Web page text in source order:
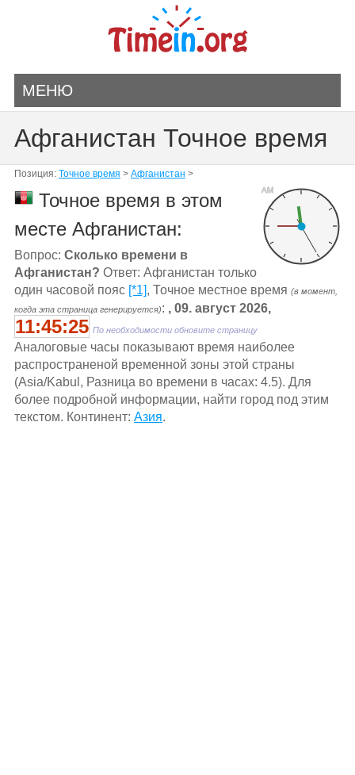
МЕНЮ
Афганистан Точное время
Позиция: Точное время > Афганистан >
AM
Точное время в этом
месте Афганистан:
Вопрос: Сколько времени в
Афганистан? Ответ: Афганистан только
один часовой пояс [*1], Точное местное время (в момент,
когда эта страница генерируется): , 09. август 2026,
11:45:25 По необходимости обновите страницу
Aналоговые часы показывают время наиболее
распространеной временной зоны этой страны
(Asia/Kabul, Разница во времени в часах: 4.5). Для
более подробной информации, найти город под этим
текстом. Континент: Азия.